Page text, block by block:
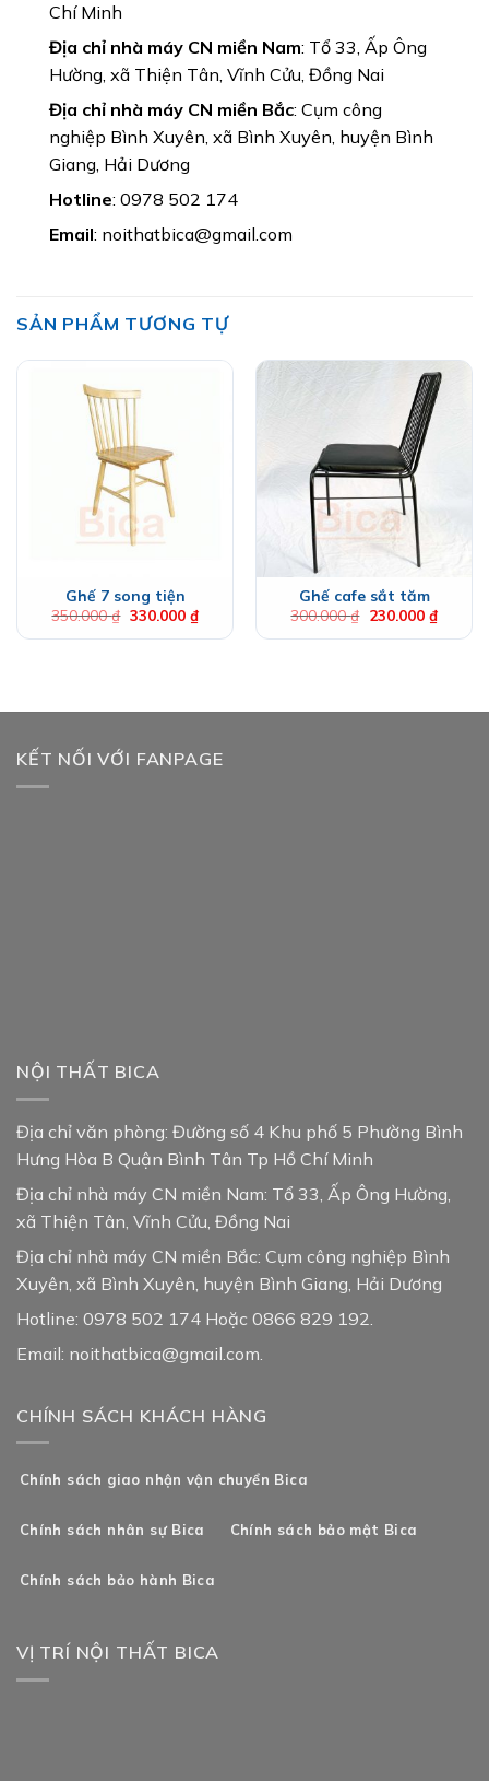
Chí Minh
Địa chỉ nhà máy CN miền Nam: Tổ 33, Ấp Ông
Hường, xã Thiện Tân, Vĩnh Cửu, Đồng Nai
Địa chỉ nhà máy CN miền Bắc: Cụm công
nghiệp Bình Xuyên, xã Bình Xuyên, huyện Bình
Giang, Hải Dương
Hotline: 0978 502 174
Email: noithatbica@gmail.com
SẢN PHẨM TƯƠNG TỰ
Ghế 7 song tiện
350.000₫ Giá
là:
330.000 ₫Giá
hiện
tại
Ghế cafe sắt tăm
300.000₫ Giá
là:
230.000 ₫Giá
hiện
tại
KẾT NỐI VỚI FANPAGE
NỘI THẤT BICA
Địa chỉ văn phòng: Đường số 4 Khu phố 5 Phường Bình
Hưng Hòa B Quận Bình Tân Tp Hồ Chí Minh
Địa chỉ nhà máy CN miền Nam: Tổ 33, Ấp Ông Hường,
xã Thiện Tân, Vĩnh Cửu, Đồng Nai
Địa chỉ nhà máy CN miền Bắc: Cụm công nghiệp Bình
Xuyên, xã Bình Xuyên, huyện Bình Giang, Hải Dương
Hotline: 0978 502 174 Hoặc 0866 829 192.
Email: noithatbica@gmail.com.
CHÍNH SÁCH KHÁCH HÀNG
Chính sách giao nhận vận chuyển Bica
Chính sách nhân sự Bica Chính sách bảo mật Bica
Chính sách bảo hành Bica
VỊ TRÍ NỘI THẤT BICA